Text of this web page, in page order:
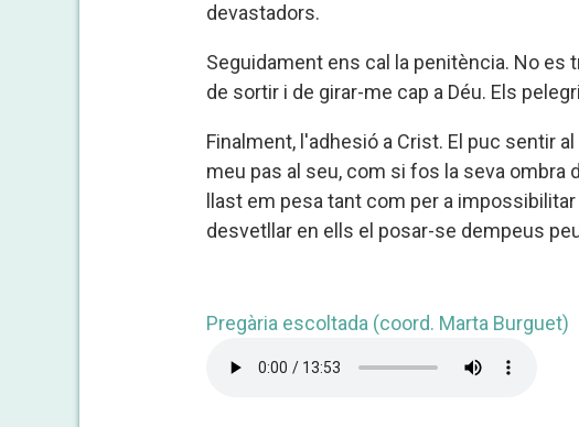
devastadors.
Seguidament ens cal la penitència. No es
de sortir i de girar-me cap a Déu. Els
Finalment, l'adhesió a Crist. El puc sentir
meu pas al seu, com si fos la seva ombra
llast em pesa tant com per a
desvetllar en ells el posar-se dempeus
Pregària escoltada (coord. Marta Burguet)